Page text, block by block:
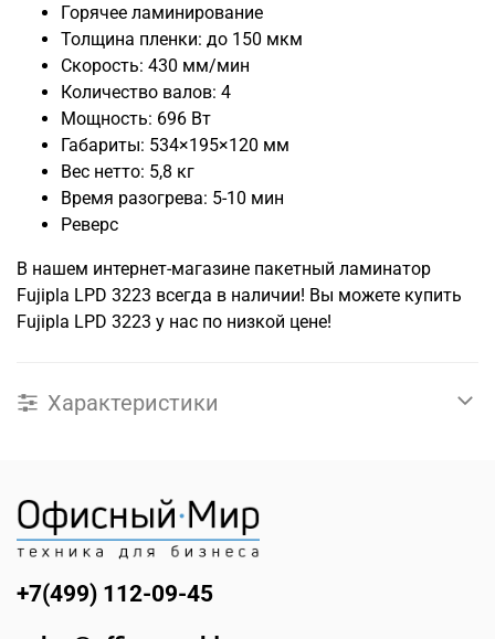
Горячее ламинирование
Толщина пленки: до 150 мкм
Скорость: 430 мм/мин
Количество валов: 4
Мощность: 696 Вт
Габариты: 534×195×120 мм
Вес нетто: 5,8 кг
Время разогрева: 5-10 мин
Реверс
В нашем интернет-магазине пакетный ламинатор
Fujipla LPD 3223 всегда в наличии! Вы можете купить
Fujipla LPD 3223 у нас по низкой цене!
Характеристики
+7(499) 112-09-45